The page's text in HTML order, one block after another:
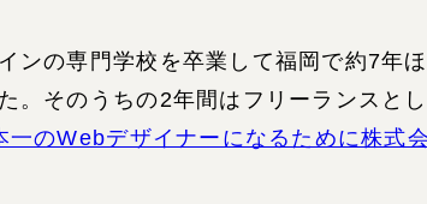
ンの専門学校を卒業して福岡で約7年
。そのうちの2年間はフリーランスと
一のWebデザイナーになるために株式